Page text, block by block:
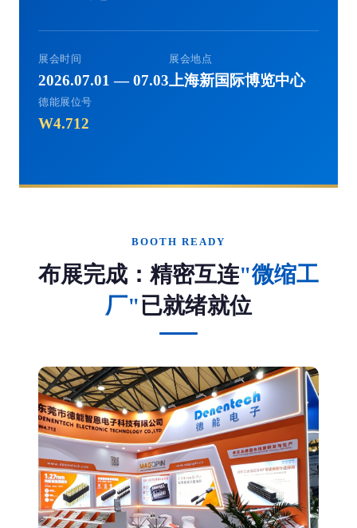
展会时间
2026.07.01 — 07.03
展会地点
上海新国际博览中心
德能展位号
W4.712
BOOTH READY
布展完成：精密互连"微缩工
厂"已就绪就位